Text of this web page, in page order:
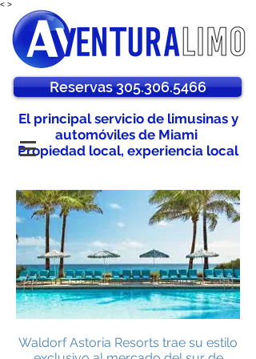
< >
Reservas 305.306.5466
El principal servicio de limusinas y
automóviles de Miami
Propiedad local, experiencia local
Waldorf Astoria Resorts trae su estilo